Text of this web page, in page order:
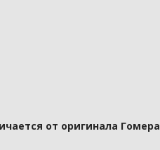
от оригинала Гомера